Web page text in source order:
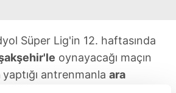
Süper Lig'in 12. haftasında
oynayacağı maçın
yaptığı antrenmanla ara